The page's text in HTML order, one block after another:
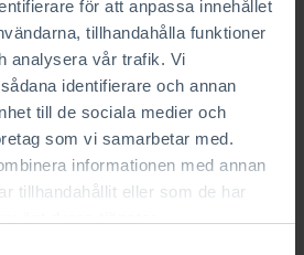
för att anpassa innehållet
tillhandahålla funktioner
analysera vår trafik. Vi
identifierare och annan
till de sociala medier och
som vi samarbetar med.
informationen med annan
tillhandahållit eller som de har
alla nya byggnader i
ställda energikrav. Våra
krav på en nära-noll-
innebär att huset ska ha en
och den låga energi som
av förnybara källor.Läs